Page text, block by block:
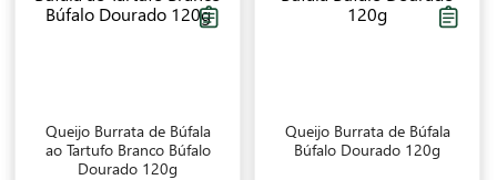
Queijo Burrata de Búfala
ao Tartufo Branco Búfalo
Dourado 120g
Queijo Burrata de Búfala
Búfalo Dourado 120g